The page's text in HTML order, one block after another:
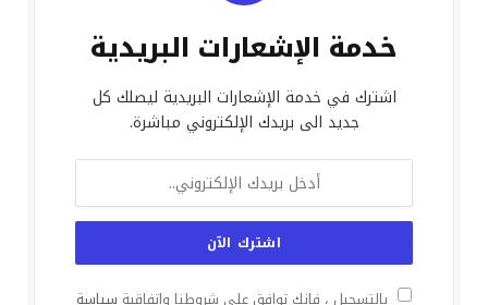
خدمة الإشعارات البريدية
اشترك في خدمة الإشعارات البريدية ليصلك كل
جديد الى بريدك الإلكتروني مباشرة.
بالتسجيل ، فإنك توافق على شروطنا واتفاقية سياسة